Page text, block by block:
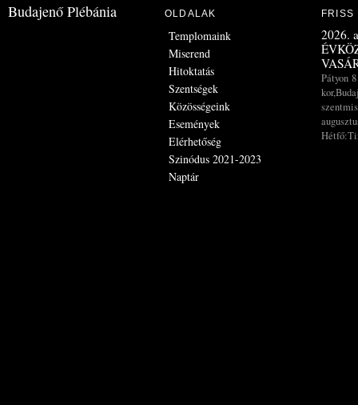
Budajenő Plébánia OLDALAK
Templomaink
Miserend
Hitoktatás
Szentségek
Közösségeink
Események
Elérhetőség
Szinódus 2021-2023
Naptár
FRISS
2026.
Pátyon